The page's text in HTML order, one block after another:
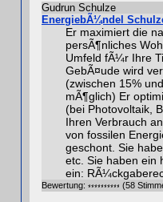
Gudrun Schulze
EnergiebÃ¼ndel
Er maximiert die
persÃ¶nliches
Umfeld fÃ¼r Ihre
GebÃ¤ude wird
(zwischen 15%
mÃ¶glich) Er
(bei Photovoltaik,
Ihren Verbrauch
von fossilen
geschont. Sie
etc. Sie haben ein
ein:
Bewertung: (58